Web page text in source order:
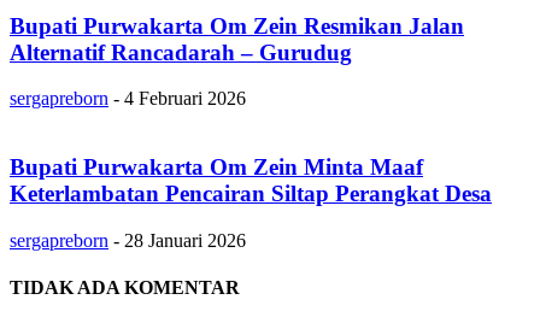
Bupati Purwakarta Om Zein Resmikan Jalan
Alternatif Rancadarah – Gurudug
sergapreborn - 4 Februari 2026
Bupati Purwakarta Om Zein Minta Maaf
Keterlambatan Pencairan Siltap Perangkat Desa
sergapreborn - 28 Januari 2026
TIDAK ADA KOMENTAR